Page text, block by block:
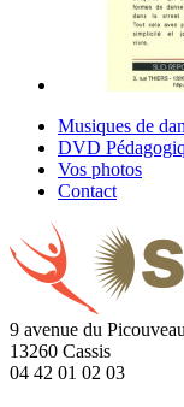
Musiques de
DVD
Vos photos
Contact
9 avenue du Picouveau
13260 Cassis
04 42 01 02 03